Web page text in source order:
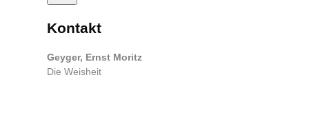
Kontakt
Geyger, Ernst Moritz
Die Weisheit